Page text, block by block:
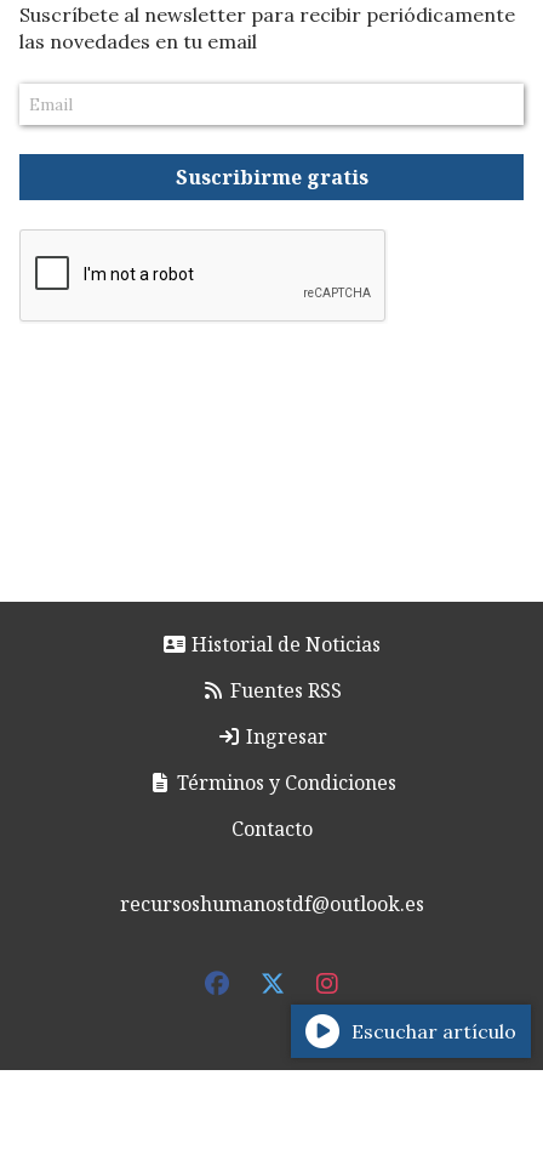
Suscríbete al newsletter para recibir periódicamente
las novedades en tu email
Suscribirme gratis
Historial de Noticias
Fuentes RSS
Ingresar
Términos y Condiciones
Contacto
recursoshumanostdf@outlook.es
Escuchar artículo